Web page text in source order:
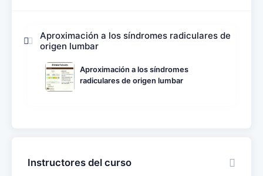
Aproximación a los síndromes radiculares de
origen lumbar
Aproximación a los síndromes
radiculares de origen lumbar
Instructores del curso